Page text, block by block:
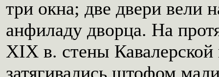
три окна; две двери вели
анфиладу дворца. На
XIX в. стены Кавалерской
затягивались штофом